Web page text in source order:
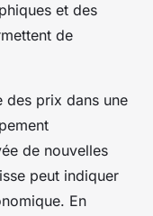
et des
de
des prix dans une
de nouvelles
peut indiquer
En